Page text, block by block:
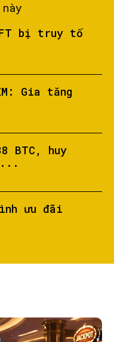
bị truy tố
Gia tăng
BTC, huy
ưu đãi